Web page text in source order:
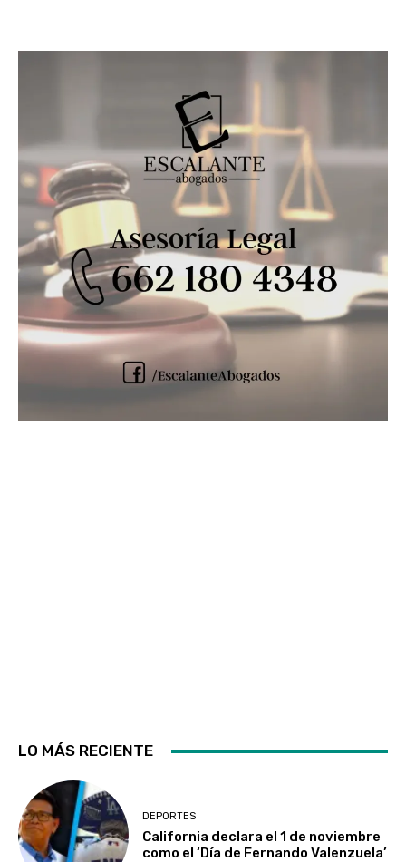
LO MÁS RECIENTE
DEPORTES
California declara el 1 de noviembre
como el ‘Día de Fernando Valenzuela’